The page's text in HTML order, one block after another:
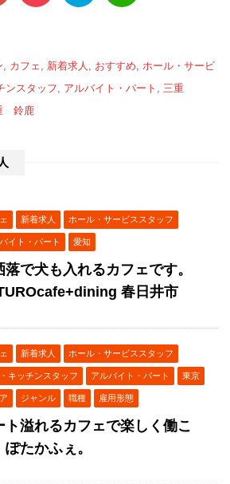
カフェ 新着求人 おすすめ
ホール・サービ
ンスタッフ アルバイト・パート
三重
鈴鹿
新着求人 ホール・サービススタッフ
イト・パート 愛知
落で犬も入れるカフェです。
春日井市
新着求人 ホール・サービススタッフ
キッチンスタッフ アルバイト・パート 東京
ジャンル 職種 雇用形態
ト溢れるカフェで楽しく働こ
ぽたかふぇ。